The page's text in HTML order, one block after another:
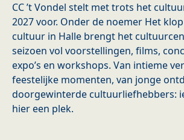
CC ’t Vondel stelt met trots het
2027 voor. Onder de noemer Het
cultuur in Halle brengt het
seizoen vol voorstellingen, films,
expo’s en workshops. Van intieme
feestelijke momenten, van jonge
doorgewinterde cultuurliefhebbers:
hier een plek.